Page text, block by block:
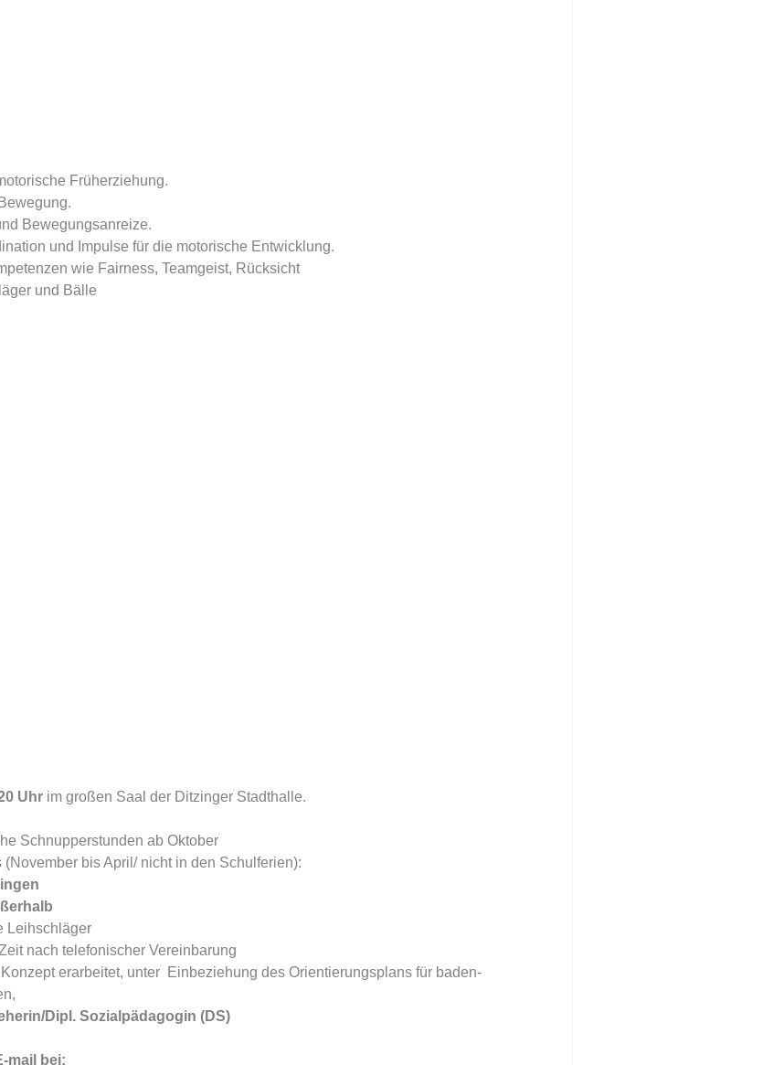
Früherziehung.
der Bewegung.
Bewegungsanreize.
und Impulse für die motorische Entwicklung.
wie Fairness, Teamgeist, Rücksicht
und Bälle
Uhr im großen Saal der Ditzinger Stadthalle.
Schnupperstunden ab Oktober
(November bis April/ nicht in den Schulferien):
Leihschläger
nach telefonischer Vereinbarung
erarbeitet, unter  Einbeziehung des Orientierungsplans für baden-
Dipl. Sozialpädagogin (DS)
mail bei: